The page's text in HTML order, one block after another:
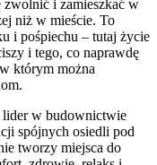
zwolnić i zamieszkać w
niż w mieście. To
i pośpiechu – tutaj życie
i tego, co naprawdę
którym można
lider w budownictwie
spójnych osiedli pod
tworzy miejsca do